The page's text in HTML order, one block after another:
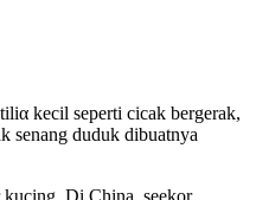
kecil seperti cicak bergerak,
senang duduk dibuatnya